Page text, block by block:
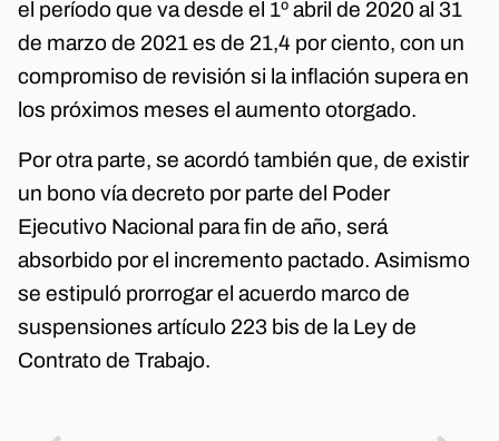
el período que va desde el 1º abril de 2020 al 31
de marzo de 2021 es de 21,4 por ciento, con un
compromiso de revisión si la inflación supera en
los próximos meses el aumento otorgado.
Por otra parte, se acordó también que, de existir
un bono vía decreto por parte del Poder
Ejecutivo Nacional para fin de año, será
absorbido por el incremento pactado. Asimismo
se estipuló prorrogar el acuerdo marco de
suspensiones artículo 223 bis de la Ley de
Contrato de Trabajo.